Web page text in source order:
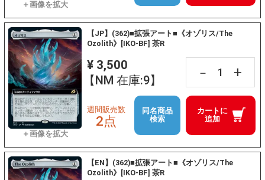
【JP】(362)■拡張アート■《オゾリス/The
Ozolith》[IKO-BF] 茶R
¥ 3,500
【NM 在庫:9】
－ +
カートに
追加
週間販売数
2点
同名商品
検索
【EN】(362)■拡張アート■《オゾリス/The
Ozolith》[IKO-BF] 茶R